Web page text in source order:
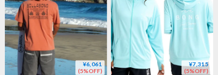
¥6,061
(5%OFF)
¥7,315
(5%OFF)